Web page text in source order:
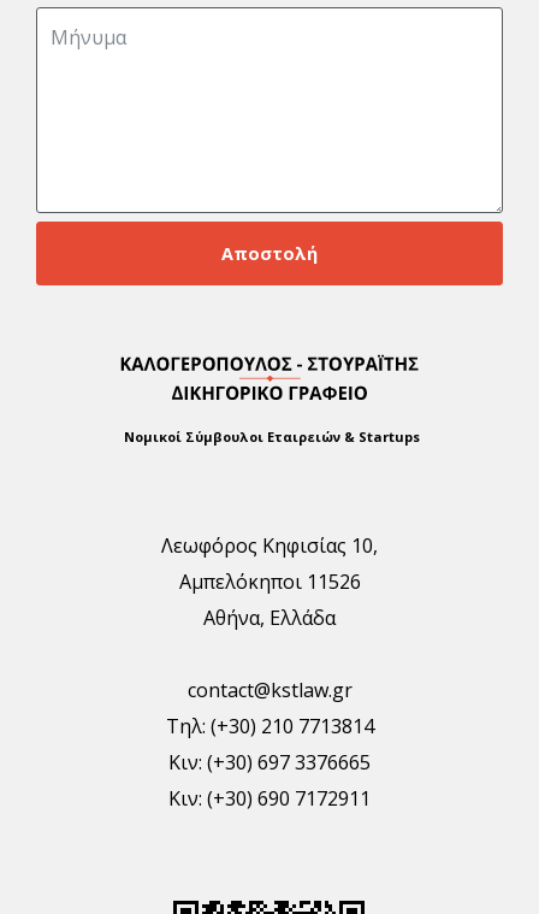
Νομικοί Σύμβουλοι Εταιρειών & Startups
Λεωφόρος Κηφισίας 10,
Αμπελόκηποι 11526
Αθήνα, Ελλάδα
contact@kstlaw.gr
Τηλ: (+30) 210 7713814
Κιν: (+30) 697 3376665
Κιν: (+30) 690 7172911
Αποστολή